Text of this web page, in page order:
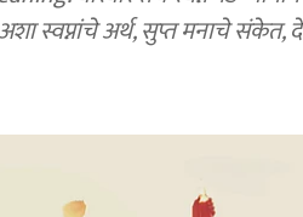
स्वप्नांचे अर्थ, सुप्त मनाचे